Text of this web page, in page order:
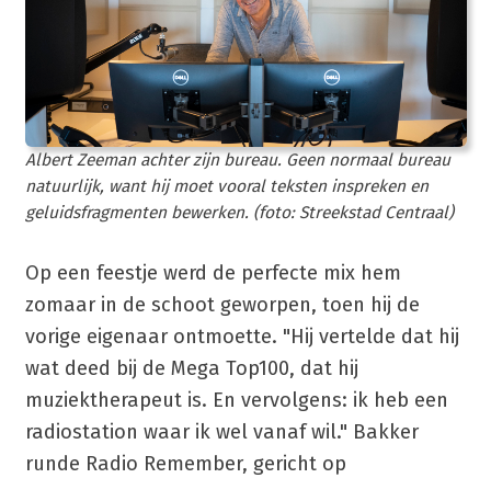
Albert Zeeman achter zijn bureau. Geen normaal bureau
natuurlijk, want hij moet vooral teksten inspreken en
geluidsfragmenten bewerken. (foto: Streekstad Centraal)
Op een feestje werd de perfecte mix hem
zomaar in de schoot geworpen, toen hij de
vorige eigenaar ontmoette. "Hij vertelde dat hij
wat deed bij de Mega Top100, dat hij
muziektherapeut is. En vervolgens: ik heb een
radiostation waar ik wel vanaf wil." Bakker
runde Radio Remember, gericht op